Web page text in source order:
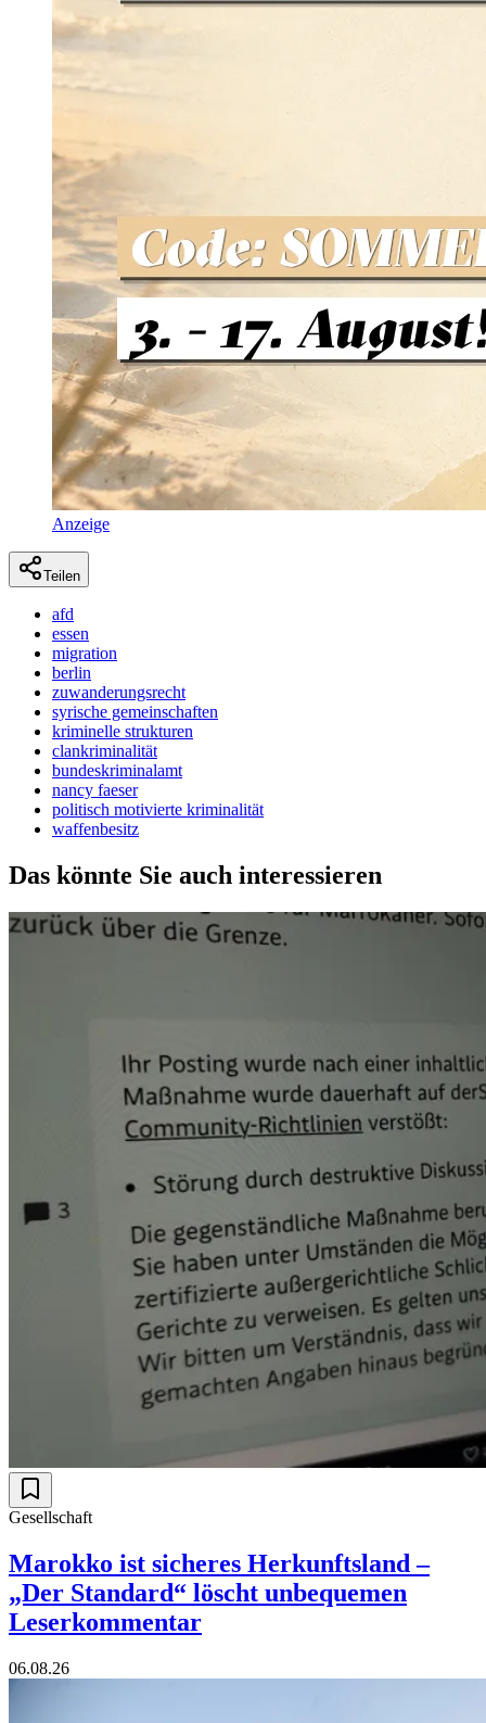
Anzeige
Teilen
afd
essen
migration
berlin
zuwanderungsrecht
syrische gemeinschaften
kriminelle strukturen
clankriminalität
bundeskriminalamt
nancy faeser
politisch motivierte kriminalität
waffenbesitz
Das könnte Sie auch interessieren
Gesellschaft
Marokko ist sicheres Herkunftsland –
„Der Standard“ löscht unbequemen
Leserkommentar
06.08.26